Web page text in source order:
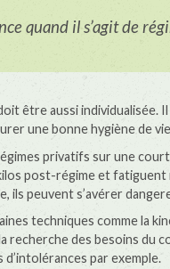
quand il s’agit de
être aussi individualisée.
une bonne hygiène de
privatifs sur une
post-régime et fatiguent
ils peuvent s’avérer
techniques comme la
recherche des besoins du
d’intolérances par exemple.